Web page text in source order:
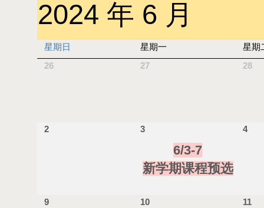
2024 年 6 月
星期日 星期一
星期
26
27 28
2 3 4
6/3-7
新学期课程预选
9 10 11